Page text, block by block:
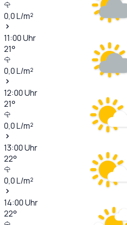
0,0L/m²
11:00Uhr
21°
0,0L/m²
12:00Uhr
21°
0,0L/m²
13:00Uhr
22°
0,0L/m²
14:00Uhr
22°